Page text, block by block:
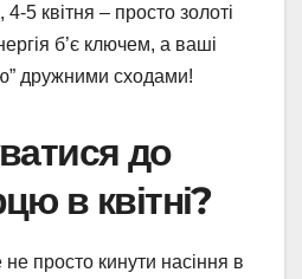
5 квітня – просто золоті
б’є ключем, а ваші
дружними сходами!
до
в квітні?
просто кинути насіння в